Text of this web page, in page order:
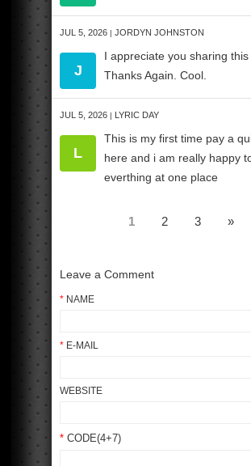
JUL 5, 2026 | JORDYN JOHNSTON
J
I appreciate you sharing
Thanks Again. Cool.
JUL 5, 2026 | LYRIC DAY
L
This is my first time pay a
here and i am really happy
everthing at one place
1 2 3 »
Leave a Comment
* NAME
* E-MAIL
WEBSITE
* CODE(4+7)